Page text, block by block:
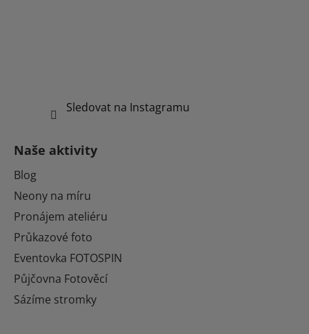
Sledovat na Instagramu
Naše aktivity
Blog
Neony na míru
Pronájem ateliéru
Průkazové foto
Eventovka FOTOSPIN
Půjčovna Fotověcí
Sázíme stromky